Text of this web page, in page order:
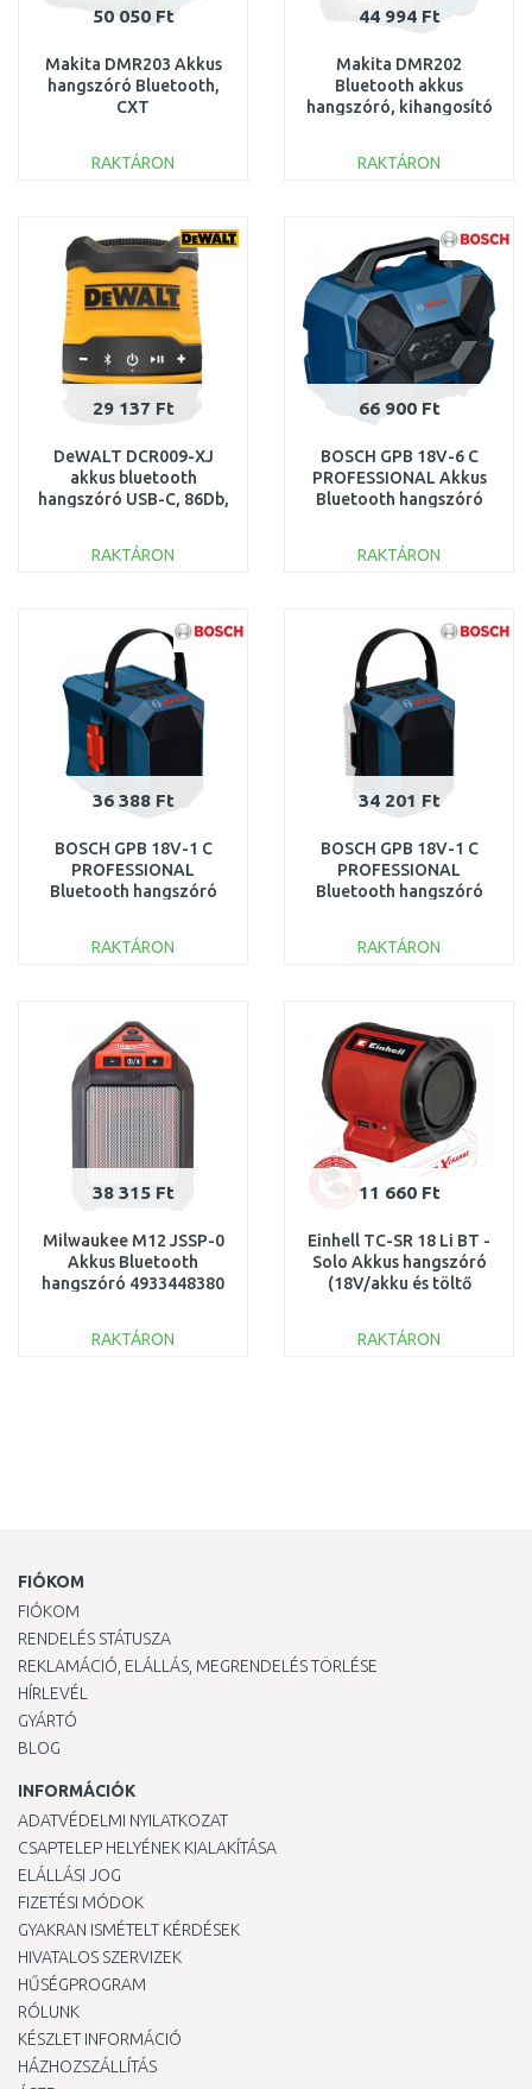
50 050 Ft
Makita DMR203 Akkus
hangszóró Bluetooth,
CXT
akku és töltő nélkül
RAKTÁRON
Összehasonlítás
44 994 Ft
Makita DMR202
Bluetooth akkus
hangszóró, kihangosító
töltő nélkü)
RAKTÁRON
Összehasonlítás
29 137 Ft
DeWALT DCR009-XJ
akkus bluetooth
hangszóró USB-C, 86Db,
RAKTÁRON
Összehasonlítás
66 900 Ft
BOSCH GPB 18V-6 C
PROFESSIONAL Akkus
Bluetooth hangszóró
06014A6000
RAKTÁRON
Összehasonlítás
36 388 Ft
BOSCH GPB 18V-1 C
PROFESSIONAL
Bluetooth hangszóró
RAKTÁRON
Összehasonlítás
34 201 Ft
BOSCH GPB 18V-1 C
PROFESSIONAL
Bluetooth hangszóró
RAKTÁRON
Összehasonlítás
38 315 Ft
Milwaukee M12 JSSP-0
Akkus Bluetooth
hangszóró 4933448380
RAKTÁRON
11 660 Ft
Einhell TC-SR 18 Li BT -
Solo Akkus hangszóró
(18V/akku és töltő
RAKTÁRON
FIÓKOM
FIÓKOM
RENDELÉS STÁTUSZA
REKLAMÁCIÓ, ELÁLLÁS, MEGRENDELÉS TÖRLÉSE
HÍRLEVÉL
GYÁRTÓ
BLOG
INFORMÁCIÓK
ADATVÉDELMI NYILATKOZAT
CSAPTELEP HELYÉNEK KIALAKÍTÁSA
ELÁLLÁSI JOG
FIZETÉSI MÓDOK
GYAKRAN ISMÉTELT KÉRDÉSEK
HIVATALOS SZERVIZEK
HŰSÉGPROGRAM
RÓLUNK
KÉSZLET INFORMÁCIÓ
HÁZHOZSZÁLLÍTÁS